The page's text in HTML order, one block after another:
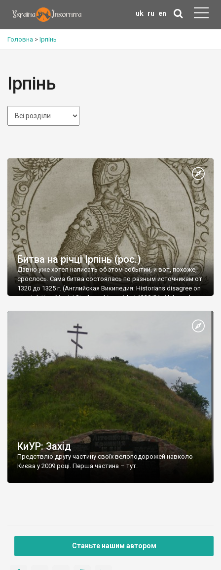
uk ru en
Головна > Ірпінь
Ірпінь
Битва на річці Ірпінь (рос.)
Давно уже хотел написать об этом событии, и вот, похоже,
срослось. Сама битва состоялась по разным источникам от
1320 до 1325 г. (Английская Википедия: Historians disagree on
exact dating: Maciej Stryjkowski provided 1320/21, Aleksandr
достоверного источника о том, где была битва не нашел (и
судя по форумам, он едва ли есть, буду благодарен, если кто
поделится, по некоторым рассуждениям все произошло
возле Белогородки). Тем не менее, жители города Ирпеня
утверждают, что все произошло не далеко от тех мест, где
сейчас находится их город. Даже называют более менее
точное место. Собственно река Ирпень сейчас:
КиУР: Захід
Предствлю другу частину своїх велоподорожей навколо
Києва у 2009 році. Перша частина – тут.
Станьте нашим автором